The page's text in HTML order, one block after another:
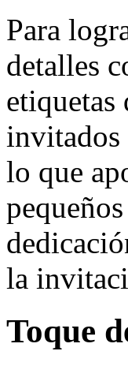
Para
detalles
etiquetas
invitados
lo que
la
Toque